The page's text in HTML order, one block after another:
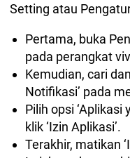
Setting atau
Pertama, buka
pada perangkat
Kemudian, cari
Notifikasi’ pada
Pilih opsi ‘Aplikasi
klik ‘Izin Aplikasi’.
Terakhir, matikan